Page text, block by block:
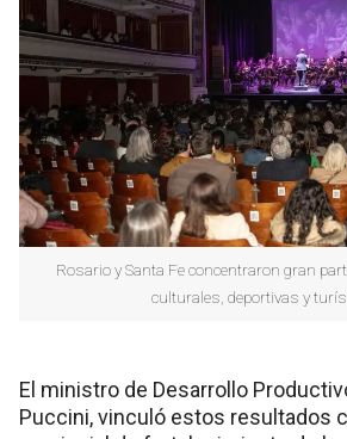
Rosario y Santa Fe concentraron gran
culturales, deportivas y
El ministro de Desarrollo
Puccini, vinculó estos resultados